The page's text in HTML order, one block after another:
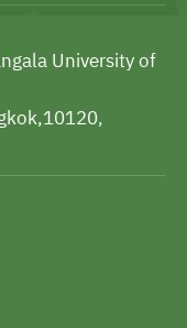
University of